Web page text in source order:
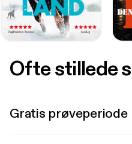
Ofte stillede
Gratis prøveperiode